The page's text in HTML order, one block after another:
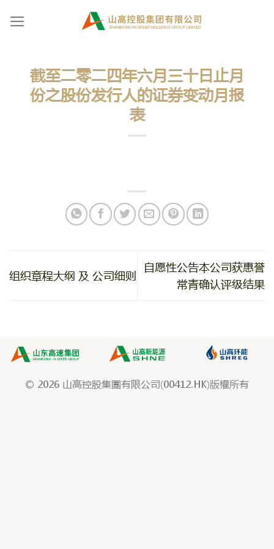
截至二零二四年六月三十日止月
份之股份发行人的证券变动月报
表
组织章程大纲 及 公司细则
自愿性公告本公司获惠誉
常青确认评级结果
© 2026 山高控股集團有限公司(00412.HK)版權所有